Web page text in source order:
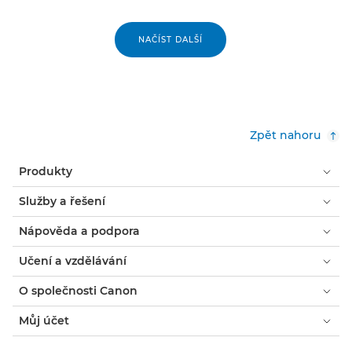
NAČÍST DALŠÍ
Zpět nahoru
Produkty
Služby a řešení
Nápověda a podpora
Učení a vzdělávání
O společnosti Canon
Můj účet